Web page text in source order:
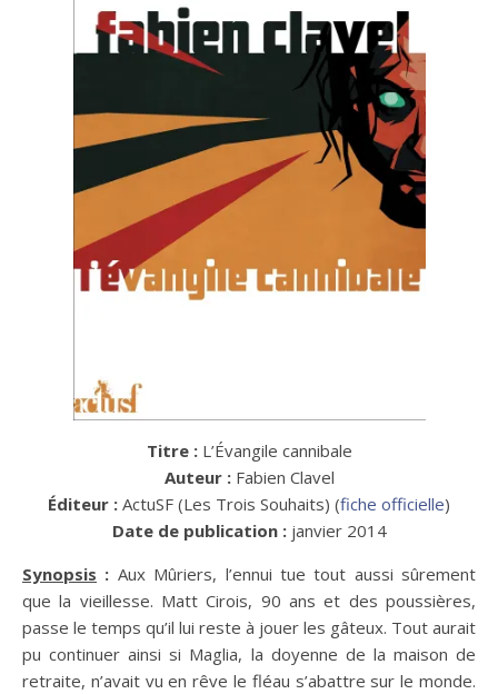
Titre : L’Évangile cannibale
Auteur : Fabien Clavel
Éditeur : ActuSF (Les Trois Souhaits) (fiche officielle)
Date de publication : janvier 2014
Synopsis : Aux Mûriers, l’ennui tue tout aussi sûrement
que la vieillesse. Matt Cirois, 90 ans et des poussières,
passe le temps qu’il lui reste à jouer les gâteux. Tout aurait
pu continuer ainsi si Maglia, la doyenne de la maison de
retraite, n’avait vu en rêve le fléau s’abattre sur le monde.